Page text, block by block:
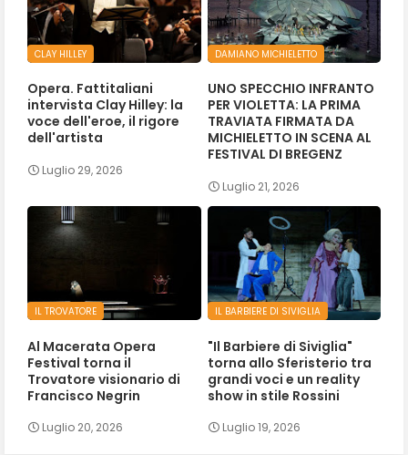
CLAY HILLEY
Opera. Fattitaliani
intervista Clay Hilley: la
voce dell'eroe, il rigore
dell'artista
Luglio 29, 2026
DAMIANO MICHIELETTO
UNO SPECCHIO INFRANTO
PER VIOLETTA: LA PRIMA
TRAVIATA FIRMATA DA
MICHIELETTO IN SCENA AL
FESTIVAL DI BREGENZ
Luglio 21, 2026
IL TROVATORE
Al Macerata Opera
Festival torna il
Trovatore visionario di
Francisco Negrin
Luglio 20, 2026
IL BARBIERE DI SIVIGLIA
"Il Barbiere di Siviglia"
torna allo Sferisterio tra
grandi voci e un reality
show in stile Rossini
Luglio 19, 2026